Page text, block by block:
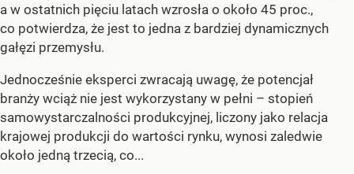
a w ostatnich pięciu latach wzrosła o około 45 proc.,
co potwierdza, że jest to jedna z bardziej dynamicznych
gałęzi przemysłu.
Jednocześnie eksperci zwracają uwagę, że potencjał
branży wciąż nie jest wykorzystany w pełni – stopień
samowystarczalności produkcyjnej, liczony jako relacja
krajowej produkcji do wartości rynku, wynosi zaledwie
około jedną trzecią, co...